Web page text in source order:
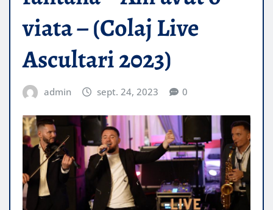
viata – (Colaj Live
Ascultari 2023)
admin sept. 24, 2023 0